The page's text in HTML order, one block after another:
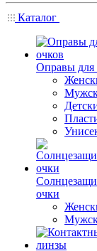
Каталог
Оправы для
очки